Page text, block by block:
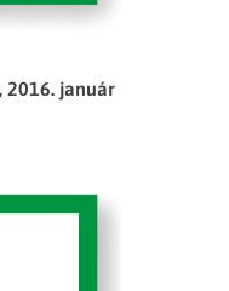
2016. január